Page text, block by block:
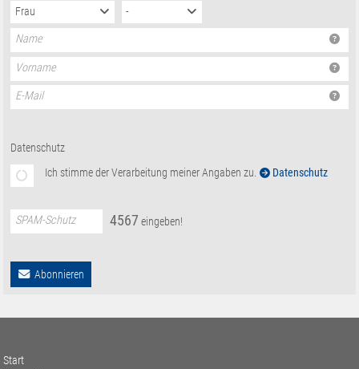
Frau
-
Name
Vorname
E-Mail
Datenschutz
Ich stimme der Verarbeitung meiner Angaben zu.
Datenschutz
SPAM-Schutz 4567 eingeben!
Abonnieren
Start